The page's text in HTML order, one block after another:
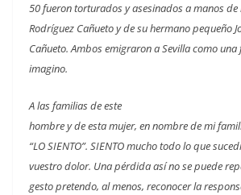
50 fueron torturados y asesinados a manos
Rodríguez Cañueto y de su hermano pequeño
Cañueto. Ambos emigraron a Sevilla como
imagino.
A las familias de este
hombre y de esta mujer, en nombre de mi
“LO SIENTO”. SIENTO mucho todo lo que
vuestro dolor. Una pérdida así no se puede
gesto pretendo, al menos, reconocer la